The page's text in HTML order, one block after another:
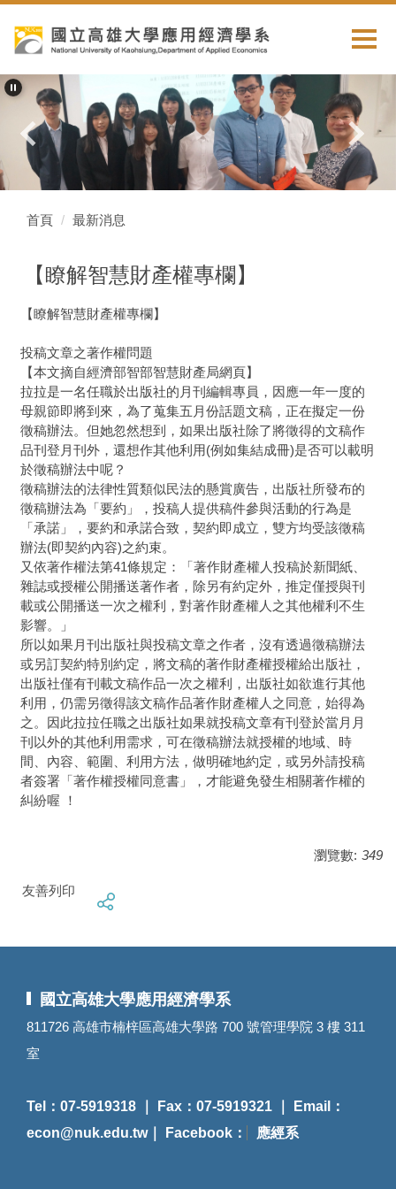
到
主
要
內
區
首頁 最新消息
【瞭解智慧財產權專欄】
【瞭解智慧財產權專欄】
投稿文章之著作權問題
【本文摘自經濟部智部智慧財產局網頁】
拉拉是一名任職於出版社的月刊編輯專員，因應一年一度的
母親節即將到來，為了蒐集五月份話題文稿，正在擬定一份
徵稿辦法。但她忽然想到，如果出版社除了將徵得的文稿作
品刊登月刊外，還想作其他利用(例如集結成冊)是否可以載明
於徵稿辦法中呢？
徵稿辦法的法律性質類似民法的懸賞廣告，出版社所發布的
徵稿辦法為「要約」，投稿人提供稿件參與活動的行為是
「承諾」，要約和承諾合致，契約即成立，雙方均受該徵稿
辦法(即契約內容)之約束。
又依著作權法第41條規定：「著作財產權人投稿於新聞紙、
雜誌或授權公開播送著作者，除另有約定外，推定僅授與刊
載或公開播送一次之權利，對著作財產權人之其他權利不生
影響。」
所以如果月刊出版社與投稿文章之作者，沒有透過徵稿辦法
或另訂契約特別約定，將文稿的著作財產權授權給出版社，
出版社僅有刊載文稿作品一次之權利，出版社如欲進行其他
利用，仍需另徵得該文稿作品著作財產權人之同意，始得為
之。因此拉拉任職之出版社如果就投稿文章有刊登於當月月
刊以外的其他利用需求，可在徵稿辦法就授權的地域、時
間、內容、範圍、利用方法，做明確地約定，或另外請投稿
者簽署「著作權授權同意書」，才能避免發生相關著作權的
糾紛喔 ！
瀏覽數: 349
友善列印
國立高雄大學應用經濟學系
811726 高雄市楠梓區高雄大學路 700 號管理學院 3 樓 311
室
Tel：07-5919318 ｜ Fax：07-5919321 ｜ Email：
econ@nuk.edu.tw｜ Facebook： 應經系